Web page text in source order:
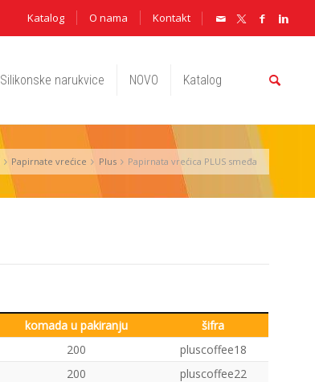
Katalog O nama Kontakt
Silikonske narukvice NOVO Katalog
Papirnate vrećice Plus Papirnata vrećica PLUS smeđa
komada u pakiranju
šifra
200
pluscoffee18
200
pluscoffee22